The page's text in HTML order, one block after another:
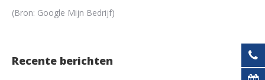
(Bron: Google Mijn Bedrijf)
Recente berichten